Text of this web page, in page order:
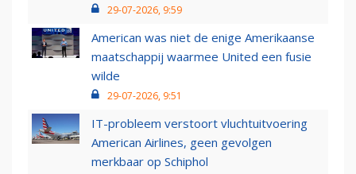
29-07-2026, 9:59
American was niet de enige Amerikaanse
maatschappij waarmee United een fusie
wilde
29-07-2026, 9:51
IT-probleem verstoort vluchtuitvoering
American Airlines, geen gevolgen
merkbaar op Schiphol